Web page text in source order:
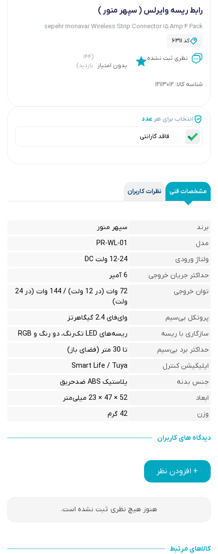
رابط ریسه وایرلس ( سپهر منور )
sepehr monavar Wireless Strip Connector 15 Amp 4 Pack
کد6311
نظری ثبت نشده
بدون امتیاز
(۱۴۴
بازدید)
شناسه کالا: 12113012
انتخاب برای هر عدد
فاقد گارانتی
مشخصات فنی نظرات کاربران
برند
سپهر منور
مدل
PR-WL-01
ولتاژ ورودی
12-24 ولت DC
حداکثر جریان خروجی
6 آمپر
توان خروجی
72 وات (در 12 ولت) / 144 وات (در 24
ولت)
پروتکل بی‌سیم
وای‌فای 2.4 گیگاهرتز
سازگاری با ریسه
ریسه‌های LED تک‌رنگ، دو رنگ و RGB
حداکثر برد بی‌سیم
تا 30 متر (فضای باز)
اپلیکیشن کنترل
Smart Life / Tuya
جنس بدنه
پلاستیک ABS ضدحریق
ابعاد
52 × 47 × 23 میلی‌متر
وزن
42 گرم
دیدگاه های کاربران
+ افزودن نظر
هنوز هیچ نظری ثبت نشده است.
کالاهای مرتبط